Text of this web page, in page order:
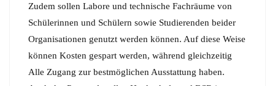
Zudem sollen Labore und technische Fachräume von
Schülerinnen und Schülern sowie Studierenden beider
Organisationen genutzt werden können. Auf diese Weise
können Kosten gespart werden, während gleichzeitig
Alle Zugang zur bestmöglichen Ausstattung haben.